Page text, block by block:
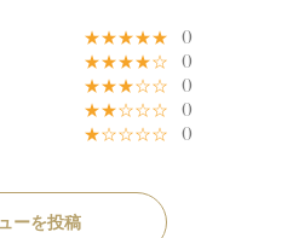
★★★★★ 0
★★★★☆ 0
★★★☆☆ 0
★★☆☆☆ 0
★☆☆☆☆ 0
ーを投稿